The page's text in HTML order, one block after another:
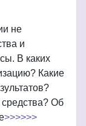
не
и
В каких
Какие
Об
>>>>>>